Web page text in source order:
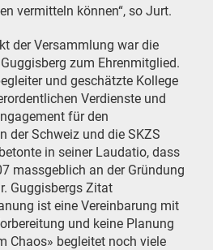
vermitteln können“, so Jurt.
der Versammlung war die
zum Ehrenmitglied.
und geschätzte Kollege
Verdienste und
für den
der Schweiz und die SKZS
in seiner Laudatio, dass
massgeblich an der Gründung
Guggisbergs Zitat
ist eine Vereinbarung mit
und keine Planung
Chaos» begleitet noch viele